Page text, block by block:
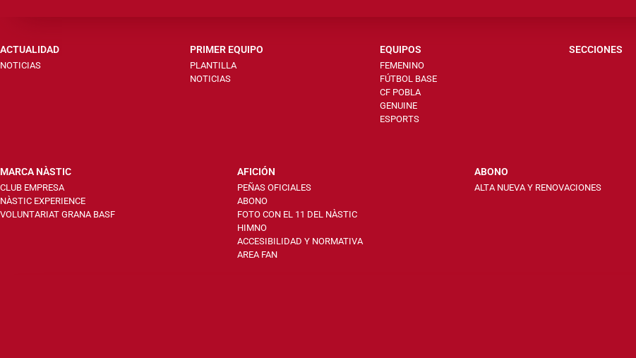
ACTUALIDAD
NOTICIAS
PRIMER EQUIPO
PLANTILLA
NOTICIAS
EQUIPOS
FEMENINO
FÚTBOL BASE
CF POBLA
GENUINE
ESPORTS
SECCIONES
MARCA NÀSTIC
CLUB EMPRESA
NÀSTIC EXPERIENCE
VOLUNTARIAT GRANA BASF
AFICIÓN
PEÑAS OFICIALES
ABONO
FOTO CON EL 11 DEL NÀSTIC
HIMNO
ACCESIBILIDAD Y NORMATIVA
AREA FAN
ABONO
ALTA NUEVA Y RENOVACIONES